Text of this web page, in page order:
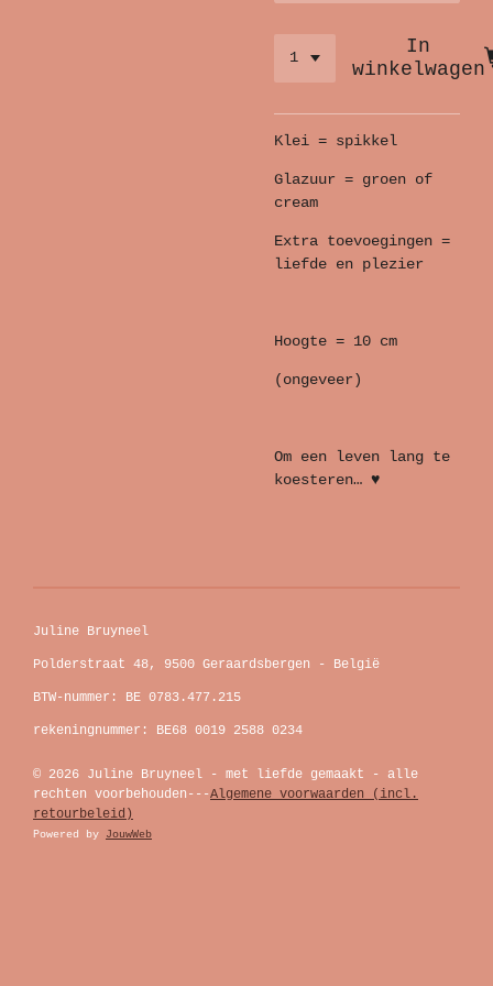
In
winkelwagen
Klei = spikkel
Glazuur = groen of
cream
Extra toevoegingen =
liefde en plezier
Hoogte = 10 cm
(ongeveer)
Om een leven lang te
koesteren… ♥
Juline Bruyneel
Polderstraat 48, 9500 Geraardsbergen - België
BTW-nummer: BE 0783.477.215
rekeningnummer: BE68 0019 2588 0234
© 2026 Juline Bruyneel - met liefde gemaakt - alle
rechten voorbehouden---Algemene voorwaarden (incl.
retourbeleid)
Powered by JouwWeb